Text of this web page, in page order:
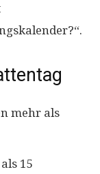
mehr als
15